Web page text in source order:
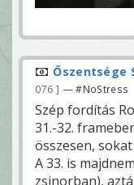
Őszentsége
076
— #NoStress
Szép fordítás
31.-32.
összesen,
A 33. is
zsinorban),